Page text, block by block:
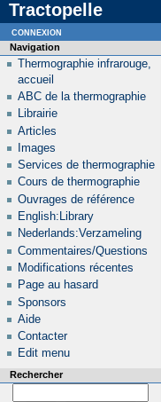
Tractopelle
Navigation
Thermographie infrarouge,
accueil
ABC de la thermographie
Librairie
Articles
Images
Services de thermographie
Cours de thermographie
Ouvrages de référence
English:Library
Nederlands:Verzameling
Commentaires/Questions
Modifications récentes
Page au hasard
Sponsors
Aide
Contacter
Edit menu
Rechercher
connexion